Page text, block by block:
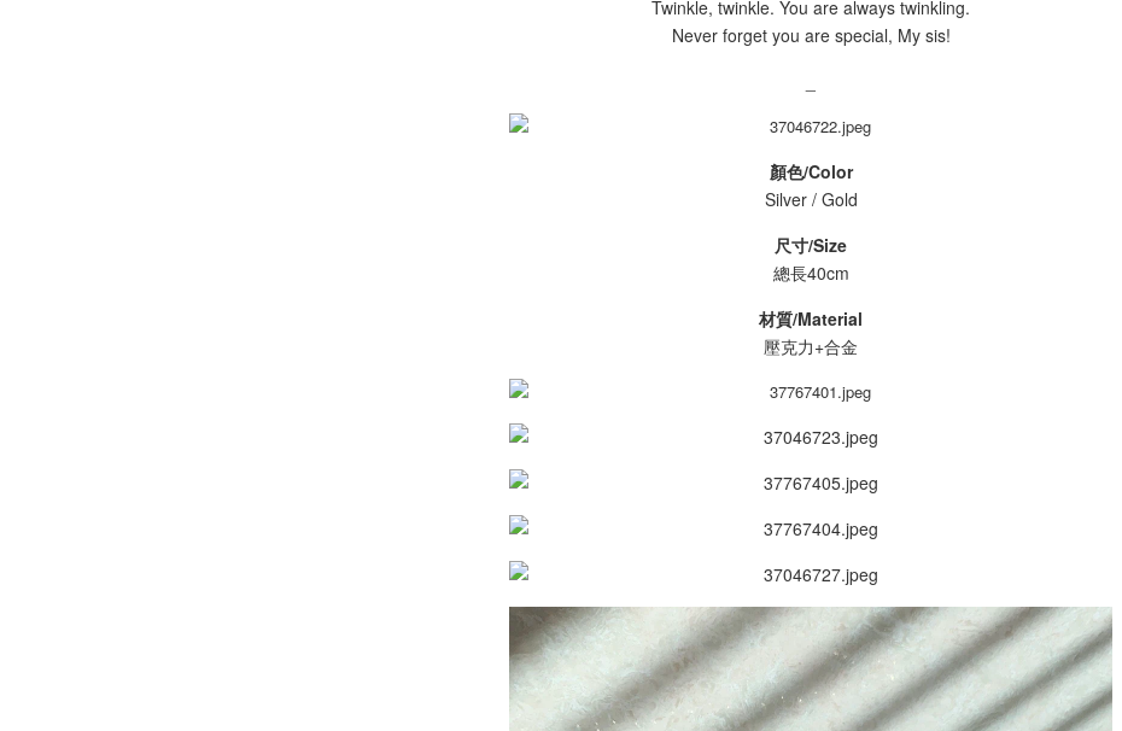
Twinkle, twinkle. You are always twinkling.
Never forget you are special, My sis!
顏色/Color
Silver / Gold
尺寸/Size
總長40cm
材質/Material
壓克力+合金